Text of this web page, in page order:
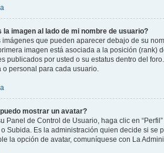
la imagen al lado de mi nombre de usuario?
imágenes que pueden aparecer debajo de su
imagen está asociada a la posición (rank)
publicados por usted o su estatus dentro del
o personal para cada usuario.
mostrar un avatar?
Panel de Control de Usuario, haga clic en
o Subida. Es la administración quien decide si se
la opción de avatar, comuníquese con La